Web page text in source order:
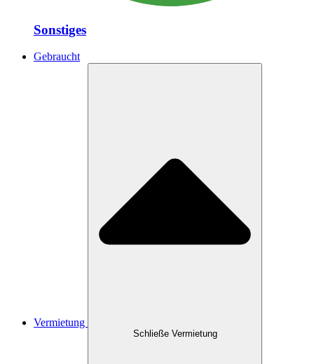
Sonstiges
Gebraucht
Vermietung
Schließe Vermietung